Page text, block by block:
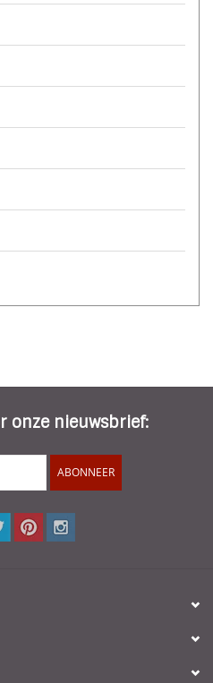
onze nieuwsbrief:
ABONNEER